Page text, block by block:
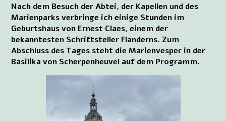
Nach dem Besuch der Abtei, der Kapellen und des
Marienparks verbringe ich einige Stunden im
Geburtshaus von Ernest Claes, einem der
bekanntesten Schriftsteller Flanderns. Zum
Abschluss des Tages steht die Marienvesper in der
Basilika von Scherpenheuvel auf dem Programm.